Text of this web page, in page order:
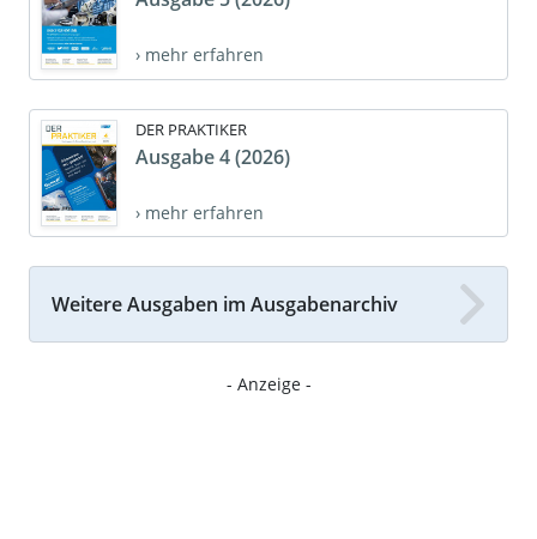
› mehr erfahren
DER PRAKTIKER
Ausgabe 4 (2026)
› mehr erfahren
Weitere Ausgaben im Ausgabenarchiv
- Anzeige -